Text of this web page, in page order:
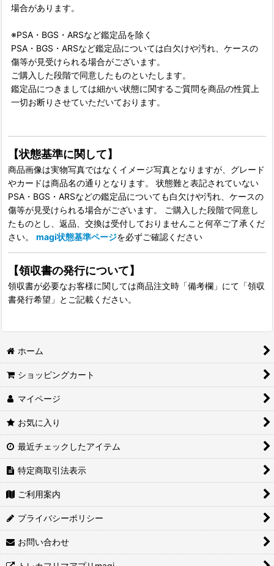
場合があります。
※PSA・BGS・ARSなど鑑定品を除く
PSA・BGS・ARSなど鑑定品については白欠けや汚れ、ケースの
傷等が見受けられる場合がございます。
ご購入した段階で同意したものといたします。
鑑定品につきましては細かい状態に関するご質問を商品の性質上
一切お断りさせていただいております。
【状態基準に関して】
商品画像は実物写真ではなくイメージ写真となりますが、グレード
やカードは商品名の通りとなります。 状態難と表記されていない
PSA・BGS・ARSなどの鑑定品についても白欠けや汚れ、ケースの
傷等が見受けられる場合がございます。 ご購入した段階で同意し
たものとし、返品、交換は受付しておりませんこと何卒ご了承くだ
さい。 magi状態基準ページを必ずご確認ください
【領収書の発行について】
領収書が必要なお客様に関しては商品注文時「備考欄」にて「領収
書発行希望」とご記載ください。
ホーム
ショッピングカート
マイページ
お気に入り
最近チェックしたアイテム
特定商取引法表示
ご利用案内
プライバシーポリシー
お問い合わせ